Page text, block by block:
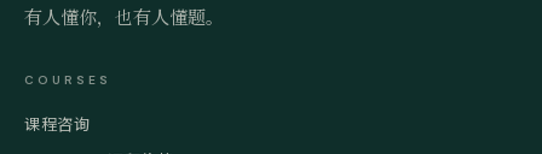
有人懂你，也有人懂题。
COURSES
课程咨询